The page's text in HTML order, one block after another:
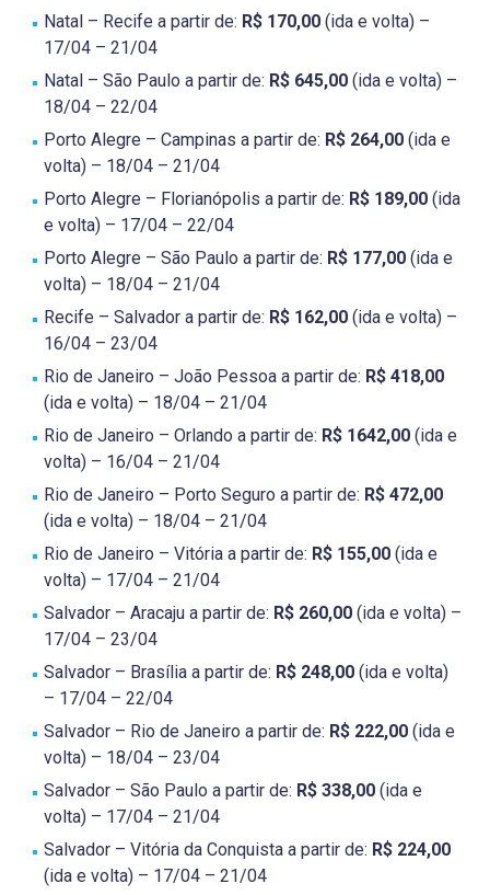
Natal – Recife a partir de: R$ 170,00 (ida e volta) –
17/04 – 21/04
Natal – São Paulo a partir de: R$ 645,00 (ida e volta) –
18/04 – 22/04
Porto Alegre – Campinas a partir de: R$ 264,00 (ida e
volta) – 18/04 – 21/04
Porto Alegre – Florianópolis a partir de: R$ 189,00 (ida
e volta) – 17/04 – 22/04
Porto Alegre – São Paulo a partir de: R$ 177,00 (ida e
volta) – 18/04 – 21/04
Recife – Salvador a partir de: R$ 162,00 (ida e volta) –
16/04 – 23/04
Rio de Janeiro – João Pessoa a partir de: R$ 418,00
(ida e volta) – 18/04 – 21/04
Rio de Janeiro – Orlando a partir de: R$ 1642,00 (ida e
volta) – 16/04 – 21/04
Rio de Janeiro – Porto Seguro a partir de: R$ 472,00
(ida e volta) – 18/04 – 21/04
Rio de Janeiro – Vitória a partir de: R$ 155,00 (ida e
volta) – 17/04 – 21/04
Salvador – Aracaju a partir de: R$ 260,00 (ida e volta) –
17/04 – 23/04
Salvador – Brasília a partir de: R$ 248,00 (ida e volta)
– 17/04 – 22/04
Salvador – Rio de Janeiro a partir de: R$ 222,00 (ida e
volta) – 18/04 – 23/04
Salvador – São Paulo a partir de: R$ 338,00 (ida e
volta) – 17/04 – 21/04
Salvador – Vitória da Conquista a partir de: R$ 224,00
(ida e volta) – 17/04 – 21/04